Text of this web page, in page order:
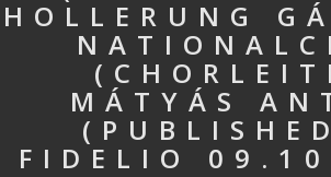
HOLLERUNG
MÁTYÁS
FIDELIO